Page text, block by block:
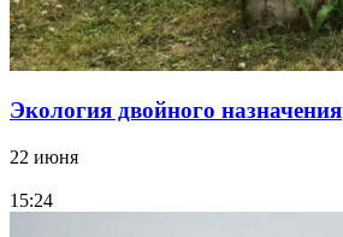
Экология двойного назначения
22 июня
15:24